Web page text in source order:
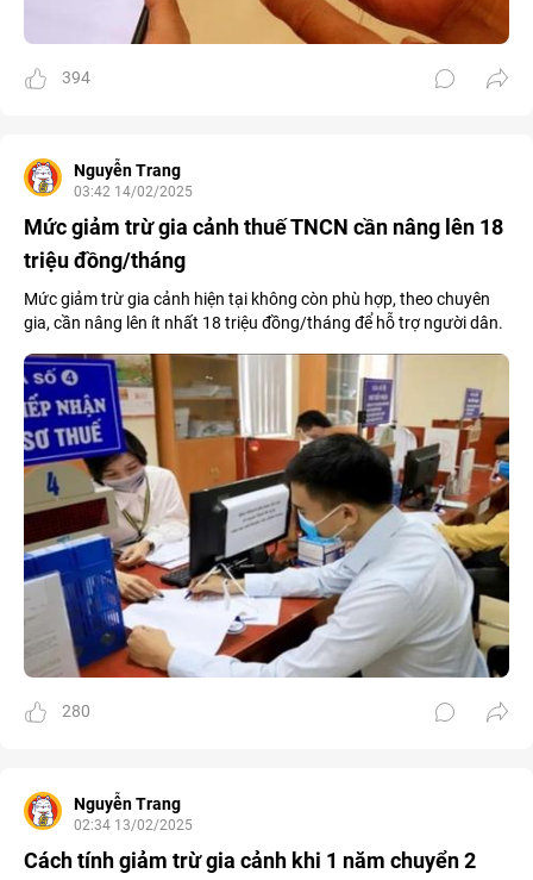
394
Nguyễn Trang
03:42 14/02/2025
Mức giảm trừ gia cảnh thuế TNCN cần nâng lên 18
triệu đồng/tháng
Mức giảm trừ gia cảnh hiện tại không còn phù hợp, theo chuyên
gia, cần nâng lên ít nhất 18 triệu đồng/tháng để hỗ trợ người dân.
280
Nguyễn Trang
02:34 13/02/2025
Cách tính giảm trừ gia cảnh khi 1 năm chuyển 2